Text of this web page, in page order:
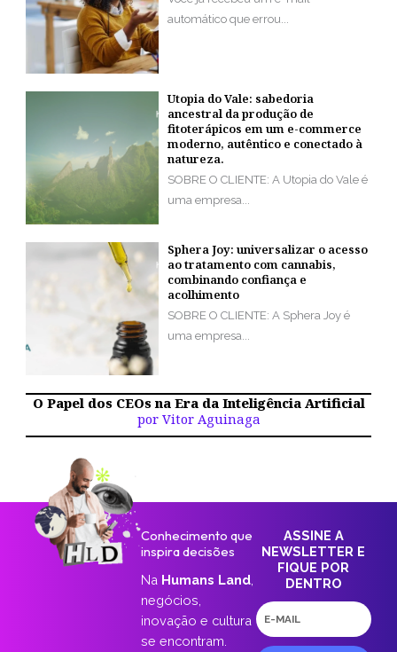
automático que errou...
Utopia do Vale: sabedoria
ancestral da produção de
fitoterápicos em um e-commerce
moderno, autêntico e conectado à
natureza.
SOBRE O CLIENTE: A Utopia do Vale é
uma empresa...
Sphera Joy: universalizar o acesso
ao tratamento com cannabis,
combinando confiança e
acolhimento
SOBRE O CLIENTE: A Sphera Joy é
uma empresa...
O Papel dos CEOs na Era da Inteligência Artificial
por Vitor Aguinaga
Conhecimento que
inspira decisões
Na Humans Land
negócios,
inovação e cultura
se encontram.
ASSINE A
NEWSLETTER E
FIQUE POR
DENTRO
E-
mail